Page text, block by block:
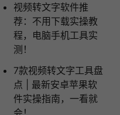
视频转文字软件推
荐：不用下载实操教
程，电脑手机工具实
测！
7款视频转文字工具盘
点 | 最新安卓苹果软
件实操指南，一看就
会！